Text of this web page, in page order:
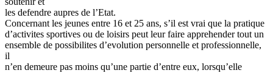
les defendre aupres de l’Etat.
Concernant les jeunes entre 16 et 25 ans, s’il est vrai que la pratique
d’activites sportives ou de loisirs peut leur faire apprehender tout un
ensemble de possibilites d’evolution personnelle et professionnelle,
il
n’en demeure pas moins qu’une partie d’entre eux, lorsqu’elle